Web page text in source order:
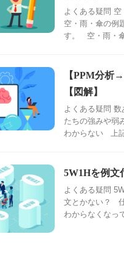
よくある疑問
空・雨・傘の例
す。 空・雨・
【PPM分析
【図解】
よくある疑問
たちの強みや弱
わからない 上
5W1Hを例文
よくある疑問
文とかない？
わからなくなっ